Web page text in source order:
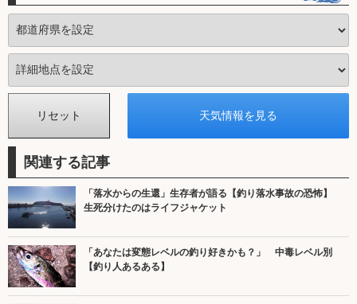
関連する記事
「落水からの生還」生存者が語る【釣り落水事故の恐怖】
生死分けたのはライフジャケット
「あなたは変態レベルの釣り好きかも？」 中毒レベル別
【釣り人あるある】